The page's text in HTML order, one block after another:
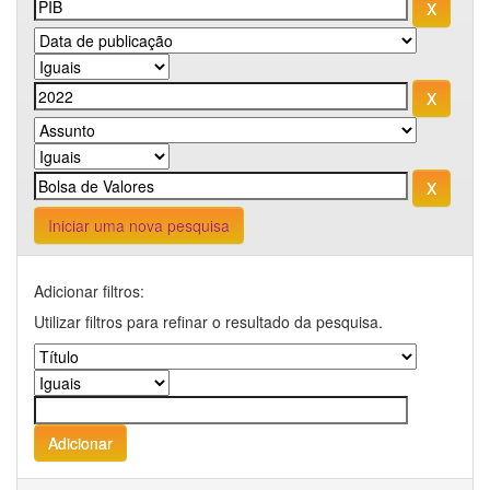
Iniciar uma nova pesquisa
Adicionar filtros:
Utilizar filtros para refinar o resultado da pesquisa.